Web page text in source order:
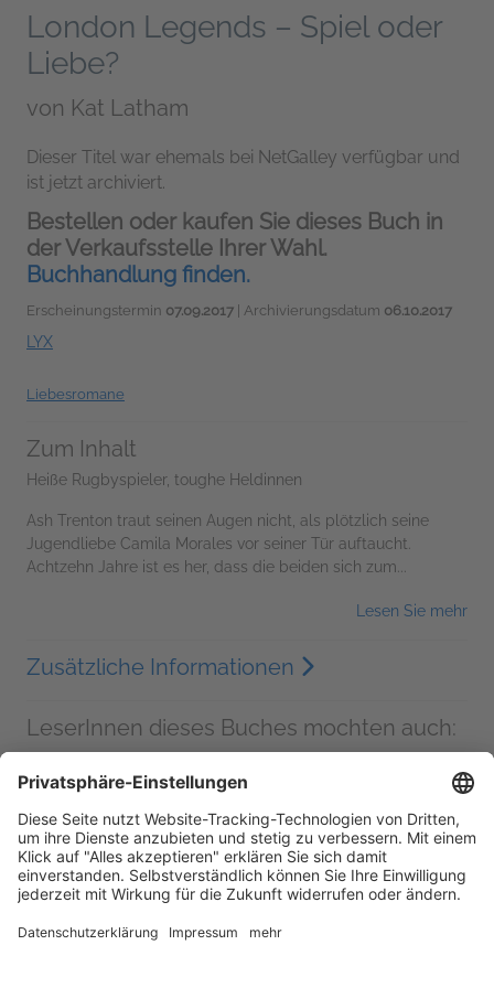
London Legends – Spiel oder
Liebe?
von Kat Latham
Dieser Titel war ehemals bei NetGalley verfügbar und
ist jetzt archiviert.
Bestellen oder kaufen Sie dieses Buch in
der Verkaufsstelle Ihrer Wahl.
Buchhandlung finden.
Erscheinungstermin 07.09.2017 | Archivierungsdatum 06.10.2017
LYX
Liebesromane
Zum Inhalt
Heiße Rugbyspieler, toughe Heldinnen
Ash Trenton traut seinen Augen nicht, als plötzlich seine
Jugendliebe Camila Morales vor seiner Tür auftaucht.
Achtzehn Jahre ist es her, dass die beiden sich zum...
Lesen Sie mehr
Zusätzliche Informationen
LeserInnen dieses Buches mochten auch: